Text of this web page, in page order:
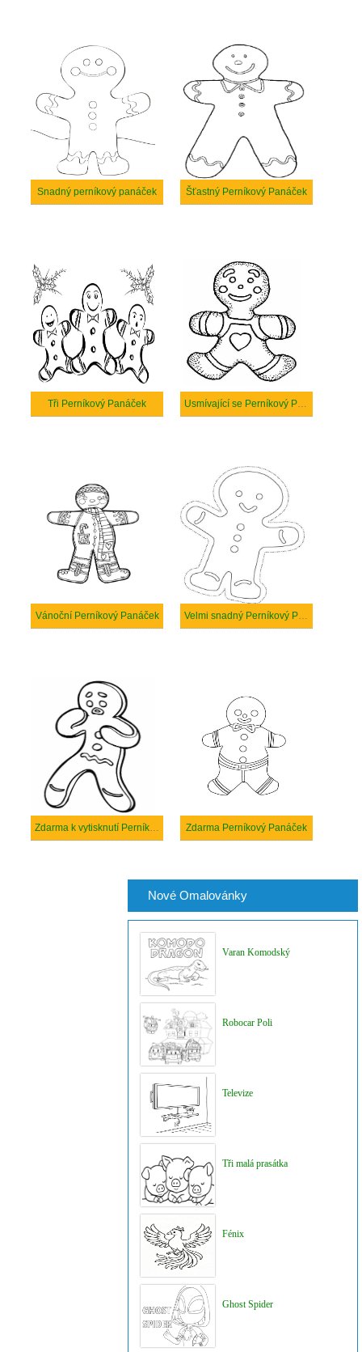
Snadný perníkový panáček Šťastný Perníkový Panáček
Tři Perníkový Panáček Usmívající se Perníkový Panáček
Vánoční Perníkový Panáček Velmi snadný Perníkový Panáček
Zdarma k vytisknutí Perníkový Panáček Zdarma Perníkový Panáček
Nové Omalovánky
Varan Komodský
Robocar Poli
Televize
Tři malá prasátka
Fénix
Ghost Spider